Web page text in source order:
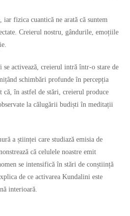
iar fizica cuantică ne arată că suntem
Creierul nostru, gândurile, emoțiile
activează, creierul intră într-o stare de
schimbări profunde în percepția
în astfel de stări, creierul produce
la călugării budiști în meditații
a științei care studiază emisia de
că celulele noastre emit
se intensifică în stări de conștiință
de ce activarea Kundalini este
interioară.